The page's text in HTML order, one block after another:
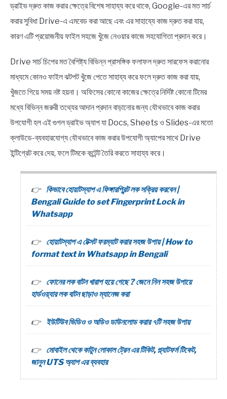
ড্রাইভ দ্রুত কাজ করার ক্ষেত্রে বিশেষ সাহায্য করে থাকে, Google-এর মত সার্চ
করার সুবিধা Drive-এ এমবেড করা আছে এবং এর সাহায্যে কাজ দ্রুত করা যায়,
কারণ এটি প্রয়োজনীয় ফাইল সহজে খুঁজে নেওয়ার কাজে সহযোগিতা প্রদান করে।
Drive সার্চ চিপের মত বৈশিষ্ট্য বিভিন্ন প্রাসঙ্গিক ফলাফল দ্রুত সারফেস করানোর
মাধ্যমে কোনও ফাইল ঝটপট খুঁজে পেতে সাহায্য করে ফলে দ্রুত কাজ করা যায়,
খুঁজতে গিয়ে সময় নষ্ট হয়না। অফিসের কোনো কাজের ক্ষেত্রে নির্দিষ্ট কোনো টিমের
মধ্যে বিভিন্ন জরুরী তথ্যের আদান প্রদান বাড়ানোর জন্য যৌথভাবে কাজ করার
উপযোগী হল এই গুগল ড্রাইভ অ্যাপ যা Docs, Sheets ও Slides-এর মতো
ক্লাউডে-ব্যবহারযোগ্য যৌথভাবে কাজ করার উপযোগী অ্যাপের সাথে Drive
ইন্টিগ্রেট করে দেয়, ফলে টিমকে কন্টেন্ট তৈরি করতে সাহায্য করে।
কিভাবে হোয়াটস্যাপ এ ফিঙ্গারপ্রিন্ট লক সক্রিয় করবেন |
Bengali Guide to set Fingerprint Lock in
Whatsapp
হোয়াটস্যাপ এ টেক্সট ফরম্যাট করার সহজ উপায় | How to
format text in Whatsapp in Bengali
ফোনের লক বাটন খারাপ হয়ে গেছে ? জেনে নিন সহজ উপায়ে
হার্ডওয়্যার লক বাটন ছাড়াও ম্যানেজ করা
ইউটিউব ভিডিও ও অডিও ডাউনলোড করার ৭টি সহজ উপায়
মোবাইল থেকে কাটুন লোকাল ট্রেন এর টিকিট, প্ল্যাটফর্ম টিকেট,
জানুন UTS অ্যাপ এর ব্যবহার